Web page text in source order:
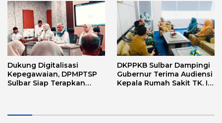
Dukung Digitalisasi
Kepegawaian, DPMPTSP
Sulbar Siap Terapkan
DKPPKB Sulbar Dampingi
Gubernur Terima Audiensi
Kepala Rumah Sakit TK. III